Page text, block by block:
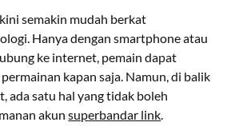
semakin mudah berkat
Hanya dengan smartphone atau
ke internet, pemain dapat
kapan saja. Namun, di balik
ada satu hal yang tidak boleh
akunsuperbandar link.